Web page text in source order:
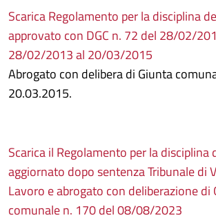
Scarica Regolamento per la disciplina
approvato con DGC n. 72 del 28/02/
28/02/2013 al 20/03/2015
Abrogato con delibera di Giunta
20.03.2015.
Scarica il Regolamento per la disciplina
aggiornato dopo sentenza Tribunale di
Lavoro e abrogato con deliberazione di
comunale n. 170 del 08/08/2023